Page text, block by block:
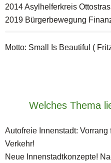
2014 Asylhelferkreis
2019 Bürgerbewegung
Motto: Small Is Beautiful (
Welches Thema
Autofreie Innenstadt:
Verkehr!
Neue Innenstadtkonzepte!